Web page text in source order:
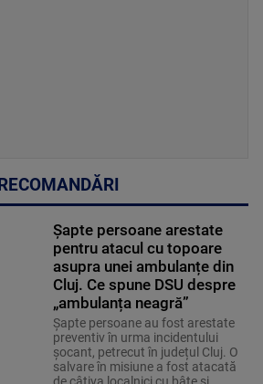
RECOMANDĂRI
Șapte persoane arestate
pentru atacul cu topoare
asupra unei ambulanțe din
Cluj. Ce spune DSU despre
„ambulanța neagră”
Șapte persoane au fost arestate
preventiv în urma incidentului
șocant, petrecut în județul Cluj. O
salvare în misiune a fost atacată